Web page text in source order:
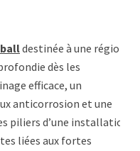
destinée à une région
dès les
efficace, un
anticorrosion et une
d’une installation
liées aux fortes